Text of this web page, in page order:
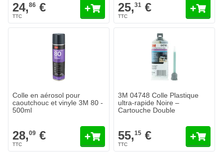
24,86 € 25,31 €
Colle en aérosol pour
caoutchouc et vinyle 3M 80 -
500ml
28,09 €
3M 04748 Colle Plastique
ultra-rapide Noire –
Cartouche Double
55,15 €